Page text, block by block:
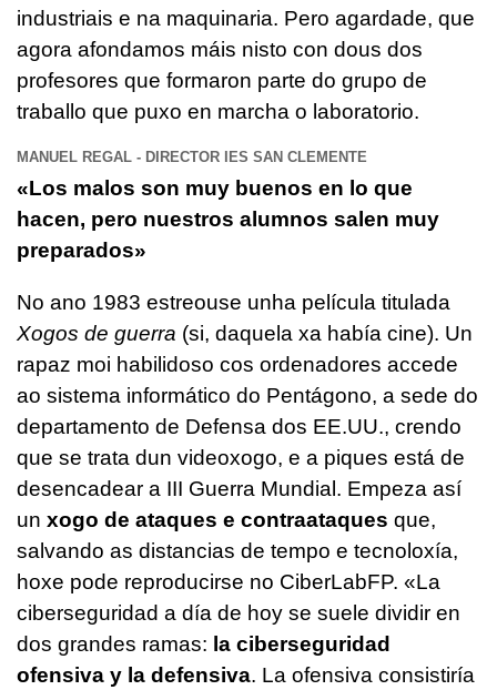
industriais e na maquinaria. Pero agardade, que
agora afondamos máis nisto con dous dos
profesores que formaron parte do grupo de
traballo que puxo en marcha o laboratorio.
MANUEL REGAL - DIRECTOR IES SAN CLEMENTE
«Los malos son muy buenos en lo que
hacen, pero nuestros alumnos salen muy
preparados»
No ano 1983 estreouse unha película titulada
Xogos de guerra (si, daquela xa había cine). Un
rapaz moi habilidoso cos ordenadores accede
ao sistema informático do Pentágono, a sede do
departamento de Defensa dos EE.UU., crendo
que se trata dun videoxogo, e a piques está de
desencadear a III Guerra Mundial. Empeza así
un xogo de ataques e contraataques que,
salvando as distancias de tempo e tecnoloxía,
hoxe pode reproducirse no CiberLabFP. «La
ciberseguridad a día de hoy se suele dividir en
dos grandes ramas: la ciberseguridad
ofensiva y la defensiva. La ofensiva consistiría